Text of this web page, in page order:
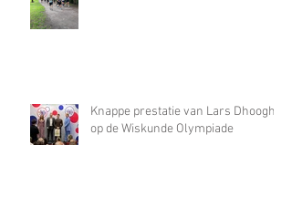
Knappe prestatie van Lars Dhooghe
op de Wiskunde Olympiade